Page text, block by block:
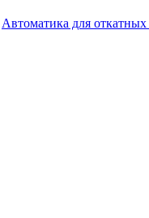
Автоматика для откатных